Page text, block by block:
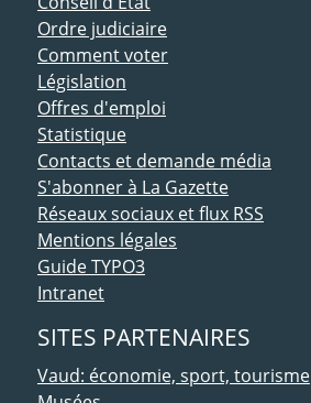
Ordre judiciaire
Comment voter
Législation
Offres d'emploi
Statistique
Contacts et demande média
S'abonner à La Gazette
Réseaux sociaux et flux RSS
Mentions légales
Guide TYPO3
Intranet
SITES PARTENAIRES
Vaud: économie, sport, tourisme